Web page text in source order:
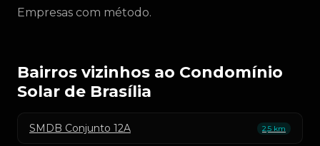
Empresas com método.
Bairros vizinhos ao Condomínio
Solar de Brasília
SMDB Conjunto 12A 2,5 km